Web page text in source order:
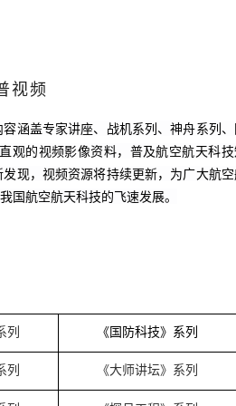
视频
涵盖专家讲座、战机系列、神舟系列、
观的视频影像资料，普及航空航天科技
现，视频资源将持续更新，为广大航
国航空航天科技的飞速发展。
列 《国防科技》系列
列 《大师讲坛》系列